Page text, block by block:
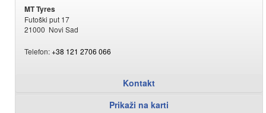
MT Tyres
Futoški put 17
21000 Novi Sad
Telefon:+38 121 2706 066
Kontakt
Prikaži na karti